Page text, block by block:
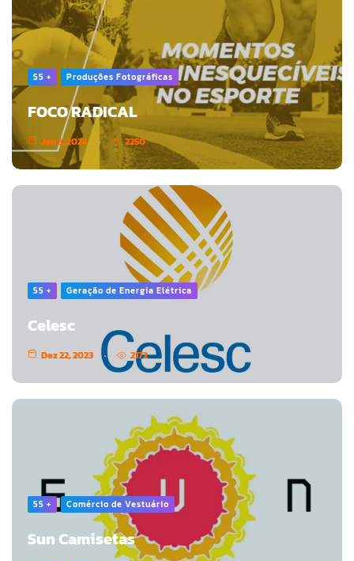
55 + Produções Fotográficas
FOCO RADICAL
Jan 3, 2024 2250
55 + Geração de Energia Elétrica
Celesc
Dez 22, 2023 2172
55 + Comércio de Vestuário
Sun Camisetas